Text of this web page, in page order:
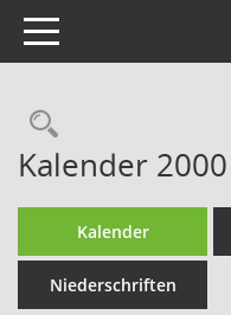
Toggle navigation
Kalender 2000
Kalender
Niederschriften